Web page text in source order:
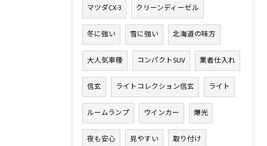
マツダCX-3 クリーンディーゼル
冬に強い 雪に強い 北海道の味方
大人気車種 コンパクトSUV 業者仕入れ
信玄 ライトコレクション信玄 ライト
ルームランプ ウインカー 爆光
夜も安心 見やすい 取り付け